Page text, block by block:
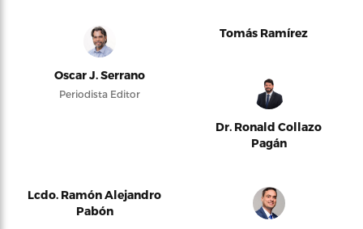
Oscar J. Serrano
Periodista Editor
Tomás Ramírez
Dr. Ronald Collazo
Pagán
Lcdo. Ramón Alejandro
Pabón